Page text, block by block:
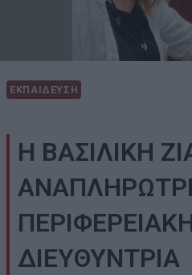
ΕΚΠΑΙΔΕΥΣΗ
Η ΒΑΣΙΛΙΚΗ
ΔΙΕΥΘΥΝΤΡΙΑ